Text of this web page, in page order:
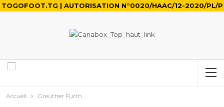
TOGOFOOT.TG | AUTORISATION N°0020/HAAC/12-2020/PL/P
Accueil Greuther Furth